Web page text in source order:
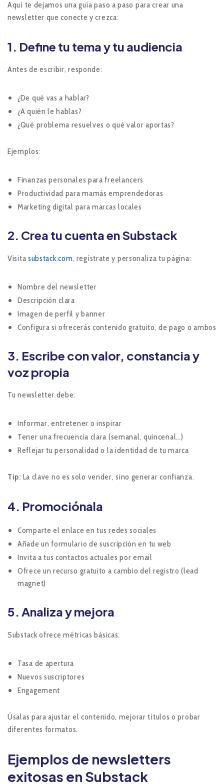
Aquí te dejamos una guía paso a paso para crear una
newsletter que conecte y crezca:
1. Define tu tema y tu audiencia
Antes de escribir, responde:
¿De qué vas a hablar?
¿A quién le hablas?
¿Qué problema resuelves o qué valor aportas?
Ejemplos:
Finanzas personales para freelancers
Productividad para mamás emprendedoras
Marketing digital para marcas locales
2. Crea tu cuenta en Substack
Visita substack.com, regístrate y personaliza tu página:
Nombre del newsletter
Descripción clara
Imagen de perfil y banner
Configura si ofrecerás contenido gratuito, de pago o ambos
3. Escribe con valor, constancia y
voz propia
Tu newsletter debe:
Informar, entretener o inspirar
Tener una frecuencia clara (semanal, quincenal…)
Reflejar tu personalidad o la identidad de tu marca
Tip: La clave no es solo vender, sino generar confianza.
4. Promociónala
Comparte el enlace en tus redes sociales
Añade un formulario de suscripción en tu web
Invita a tus contactos actuales por email
Ofrece un recurso gratuito a cambio del registro (lead
magnet)
5. Analiza y mejora
Substack ofrece métricas básicas:
Tasa de apertura
Nuevos suscriptores
Engagement
Úsalas para ajustar el contenido, mejorar títulos o probar
diferentes formatos.
Ejemplos de newsletters
exitosas en Substack